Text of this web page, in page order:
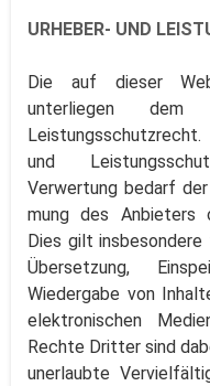
URHEBER- UND
Die auf dieser
unterliegen dem
und
Verwertung bedarf
mung des Anbieters
Dies gilt
Übersetzung,
Wiedergabe von
elektronischen
Rechte Dritter sind
unerlaubte